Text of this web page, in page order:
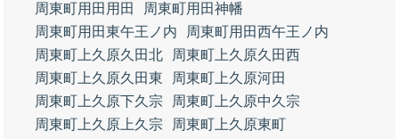
周東町用田用田
周東町用田神幡
周東町用田東午王ノ内
周東町用田西午王ノ内
周東町上久原久田北
周東町上久原久田西
周東町上久原久田東
周東町上久原河田
周東町上久原下久宗
周東町上久原中久宗
周東町上久原上久宗
周東町上久原東町